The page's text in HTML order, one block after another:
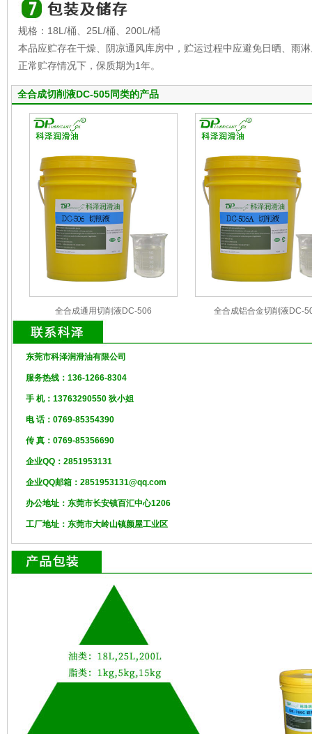
规格：18L/桶、25L/桶、200L/桶
本品应贮存在干燥、阴凉通风库房中，贮运过程中应避免日晒、雨
正常贮存情况下，保质期为1年。
全合成切削液DC-505同类的产品
全合成通用切削液DC-506 全合成铝合金切削液DC-
东莞市科泽润滑油有限公司
服务热线：136-1266-8304
手 机：13763290550 狄小姐
电 话：0769-85354390
传 真：0769-85356690
企业QQ：2851953131
企业QQ邮箱：2851953131@qq.com
办公地址：东莞市长安镇百汇中心1206
工厂地址：东莞市大岭山镇颜屋工业区